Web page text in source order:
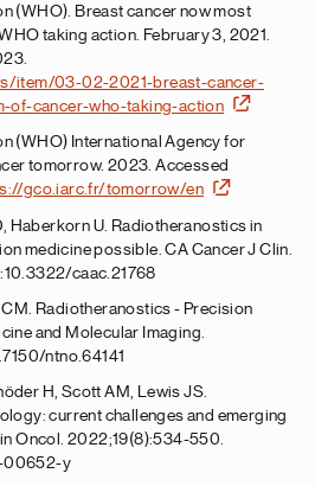
(WHO). Breast cancer now most
taking action. February 3, 2021.
item/03-02-2021-breast-cancer-
of-cancer-who-taking-action
(WHO) International Agency for
tomorrow. 2023. Accessed
gco.iarc.fr/tomorrow/en
Haberkorn U. Radiotheranostics in
medicine possible. CA Cancer J Clin.
caac.21768
CM. Radiotheranostics - Precision
and Molecular Imaging.
ntno.64141
H, Scott AM, Lewis JS.
current challenges and emerging
Oncol. 2022;19(8):534-550.
00652-y